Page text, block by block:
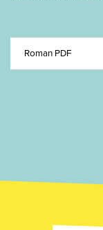
Roman PDF